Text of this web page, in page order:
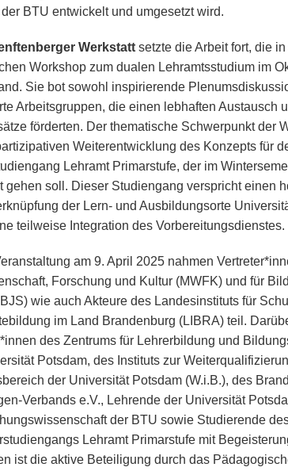
BTU entwickelt und umgesetzt wird.
Werkstatt setzte die Arbeit fort, die
Workshop zum dualen Lehramtsstudium im
Sie bot sowohl inspirierende
Arbeitsgruppen, die einen lebhaften Austausch
förderten. Der thematische Schwerpunkt der
Weiterentwicklung des Konzepts für
Lehramt Primarstufe, der im
gehen soll. Dieser Studiengang verspricht einen
der Lern- und Ausbildungsorte
teilweise Integration des Vorbereitungsdienstes.
am 9. April 2025 nahmen
Forschung und Kultur (MWFK) und für
wie auch Akteure des Landesinstituts für
im Land Brandenburg (LIBRA) teil.
des Zentrums für Lehrerbildung und
Potsdam, des Instituts zur
der Universität Potsdam (W.i.B.), des
Verbands e.V., Lehrende der Universität
der BTU sowie Studierende
Lehramt Primarstufe mit
ist die aktive Beteiligung durch das